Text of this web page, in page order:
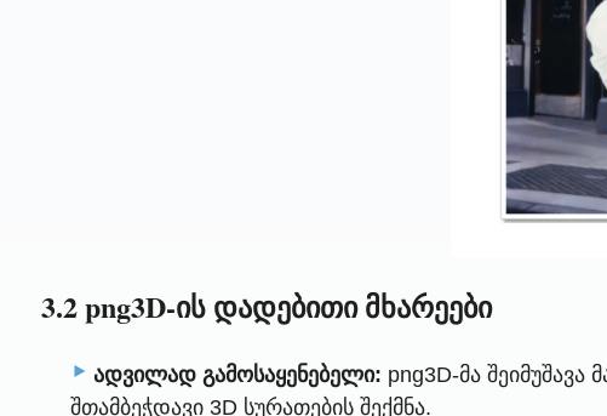
3.2 png3D-ის დადებითი მხარეები
ადვილად გამოსაყენებელი: png3D-მა
შთამბეჭდავი 3D სურათების შექმნა.